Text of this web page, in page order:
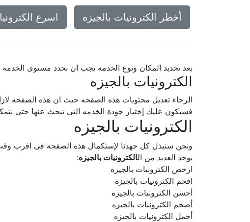
أخطر الكترونيات بالجيزه اسرع
بعد تحديد المكان ونوع الخدمه يجب ان نحدد مستوى
الكترونيات بالجيزه
الرجاء تعديل محتويات هذه الصفحه حيث ان هذه الصفحه
فسيكون عليك إختيار جودة الخدمه التى تبحث عنها حتى
الكترونيات بالجيزه
ونحن سنبذل كل جهدنا لإستكمال هذه الصفحه فى اقرب
يوجد العديد من الالكترونيات بالجيزه:
ارخص الكترونيات بالجيزه
افخم الكترونيات بالجيزه
أحسن الكترونيات بالجيزه
أضخم الكترونيات بالجيزه
أجمل الكترونيات بالجيزه